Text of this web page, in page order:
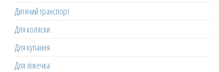
Дитячий транспорт
Для коляски
Для купання
Для ліжечка